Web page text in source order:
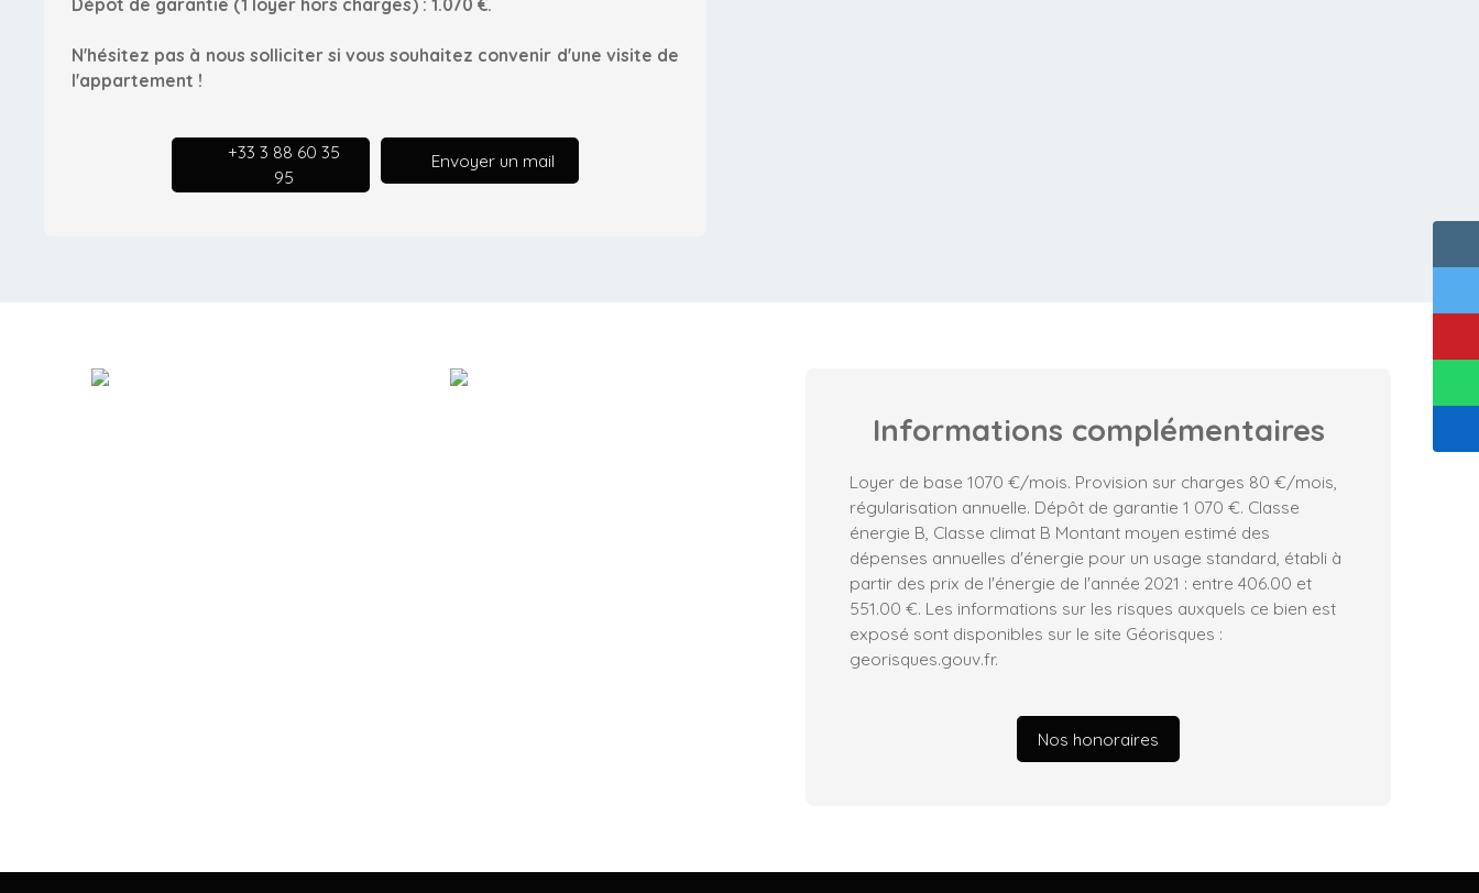
Dépôt de garantie (1 loyer hors charges) : 1.070 €.
N'hésitez pas à nous solliciter si vous souhaitez convenir d'une visite de
l'appartement !
+33 3 88 60 35
95
Envoyer un mail
Informations complémentaires
Loyer de base 1070 €/mois. Provision sur charges 80 €/mois,
régularisation annuelle. Dépôt de garantie 1 070 €. Classe
énergie B, Classe climat B Montant moyen estimé des
dépenses annuelles d'énergie pour un usage standard, établi à
partir des prix de l'énergie de l'année 2021 : entre 406.00 et
551.00 €. Les informations sur les risques auxquels ce bien est
exposé sont disponibles sur le site Géorisques :
georisques.gouv.fr.
Nos honoraires